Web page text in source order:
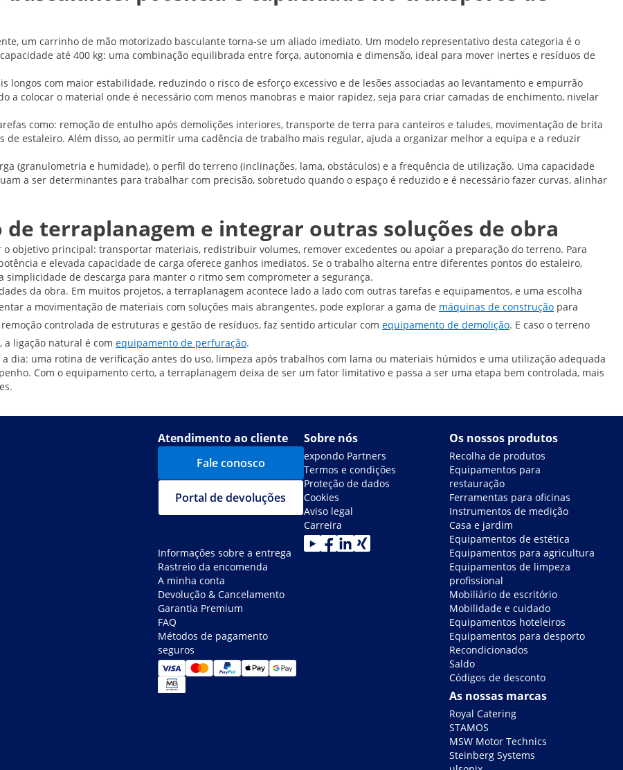
um carrinho de mão motorizado basculante torna-se um aliado imediato. Um modelo representativo desta categoria é o
até 400 kg: uma combinação equilibrada entre força, autonomia e dimensão, ideal para mover inertes e resíduos de
com maior estabilidade, reduzindo o risco de esforço excessivo e de lesões associadas ao levantamento e empurrão
a colocar o material onde é necessário com menos manobras e maior rapidez, seja para criar camadas de enchimento, nivelar
como: remoção de entulho após demolições interiores, transporte de terra para canteiros e taludes, movimentação de brita
estaleiro. Além disso, ao permitir uma cadência de trabalho mais regular, ajuda a organizar melhor a equipa e a reduzir
(granulometria e humidade), o perfil do terreno (inclinações, lama, obstáculos) e a frequência de utilização. Uma capacidade
a ser determinantes para trabalhar com precisão, sobretudo quando o espaço é reduzido e é necessário fazer curvas, alinhar
terraplanagem e integrar outras soluções de obra
objetivo principal: transportar materiais, redistribuir volumes, remover excedentes ou apoiar a preparação do terreno. Para
e elevada capacidade de carga oferece ganhos imediatos. Se o trabalho alterna entre diferentes pontos do estaleiro,
de descarga para manter o ritmo sem comprometer a segurança.
da obra. Em muitos projetos, a terraplanagem acontece lado a lado com outras tarefas e equipamentos, e uma escolha
a movimentação de materiais com soluções mais abrangentes, pode explorar a gama de máquinas de construção para
controlada de estruturas e gestão de resíduos, faz sentido articular com equipamento de demolição. E caso o terreno
a ligação natural é com equipamento de perfuração.
dia: uma rotina de verificação antes do uso, limpeza após trabalhos com lama ou materiais húmidos e uma utilização adequada
Com o equipamento certo, a terraplanagem deixa de ser um fator limitativo e passa a ser uma etapa bem controlada, mais
Atendimento ao cliente
Fale conosco
Portal de devoluções
Informações sobre a entrega
Rastreio da encomenda
A minha conta
Devolução & Cancelamento
Garantia Premium
FAQ
Métodos de pagamento
seguros
Sobre nós
expondo Partners
Termos e condições
Proteção de dados
Cookies
Aviso legal
Carreira
Os nossos produtos
Recolha de produtos
Equipamentos para
restauração
Ferramentas para oficinas
Instrumentos de medição
Casa e jardim
Equipamentos de estética
Equipamentos para agricultura
Equipamentos de limpeza
profissional
Mobiliário de escritório
Mobilidade e cuidado
Equipamentos hoteleiros
Equipamentos para desporto
Recondicionados
Saldo
Códigos de desconto
As nossas marcas
Royal Catering
STAMOS
MSW Motor Technics
Steinberg Systems